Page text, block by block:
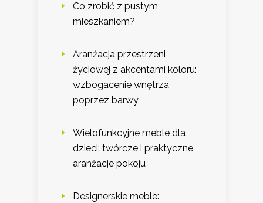
Co zrobić z pustym
mieszkaniem?
Aranżacja przestrzeni
życiowej z akcentami koloru:
wzbogacenie wnętrza
poprzez barwy
Wielofunkcyjne meble dla
dzieci: twórcze i praktyczne
aranżacje pokoju
Designerskie meble: